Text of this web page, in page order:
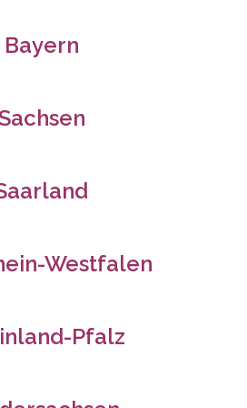
Bayern
Westfalen
Pfalz